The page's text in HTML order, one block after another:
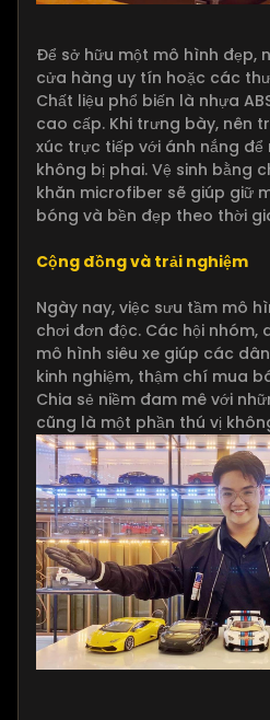
Để sở hữu một mô hình đẹp,
cửa hàng uy tín hoặc các
Chất liệu phổ biến là nhựa
cao cấp. Khi trưng bày, nên
xúc trực tiếp với ánh nắng
không bị phai. Vệ sinh bằng
khăn microfiber sẽ giúp giữ
bóng và bền đẹp theo thời
Cộng đồng và trải nghiệm
Ngày nay, việc sưu tầm mô
chơi đơn độc. Các hội nhóm,
mô hình siêu xe giúp các
kinh nghiệm, thậm chí mua
Chia sẻ niềm đam mê với
cũng là một phần thú vị